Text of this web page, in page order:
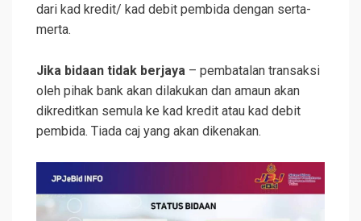
dari kad kredit/ kad debit pembida dengan serta-
merta.
Jika bidaan tidak berjaya – pembatalan transaksi
oleh pihak bank akan dilakukan dan amaun akan
dikreditkan semula ke kad kredit atau kad debit
pembida. Tiada caj yang akan dikenakan.